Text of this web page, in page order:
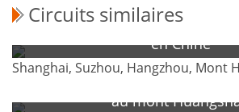
Circuits similaires
Meilleur voyage de 9 jours à la
en Chine
Shanghai, Suzhou, Hangzhou, Mont
Circuit panoramique de 10 jours
au mont